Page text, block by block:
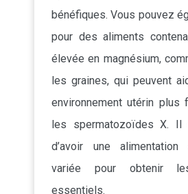
bénéfiques. Vous pouvez
pour des aliments
élevée en magnésium,
les graines, qui peuvent
environnement utérin plus
les spermatozoïdes X. Il
d’avoir une
variée pour obtenir
essentiels.